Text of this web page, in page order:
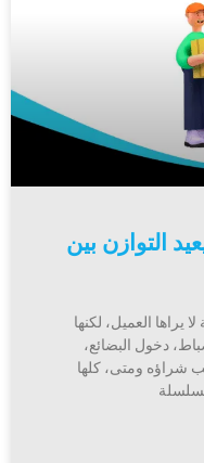
التوازن بين
العميل، لكنها
دخول البضائع،
شراؤه ومتى، كلها